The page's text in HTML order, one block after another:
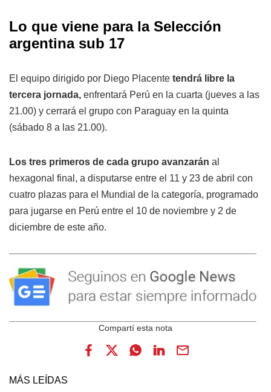
Lo que viene para la Selección
argentina sub 17
El equipo dirigido por Diego Placente tendrá libre la
tercera jornada, enfrentará Perú en la cuarta (jueves a las
21.00) y cerrará el grupo con Paraguay en la quinta
(sábado 8 a las 21.00).
Los tres primeros de cada grupo avanzarán al
hexagonal final, a disputarse entre el 11 y 23 de abril con
cuatro plazas para el Mundial de la categoría, programado
para jugarse en Perú entre el 10 de noviembre y 2 de
diciembre de este año.
MÁS LEÍDAS